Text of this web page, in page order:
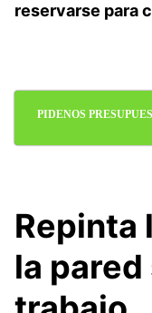
reservarse para
PIDENOS
Repinta
la